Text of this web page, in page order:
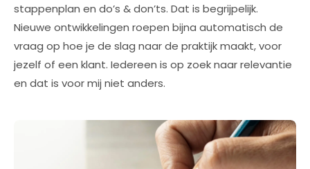
stappenplan en do’s & don’ts. Dat is begrijpelijk.
Nieuwe ontwikkelingen roepen bijna automatisch de
vraag op hoe je de slag naar de praktijk maakt, voor
jezelf of een klant. Iedereen is op zoek naar relevantie
en dat is voor mij niet anders.